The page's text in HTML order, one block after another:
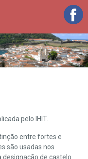
pelo IHIT.
entre fortes e
são usadas nos
designação de castelo